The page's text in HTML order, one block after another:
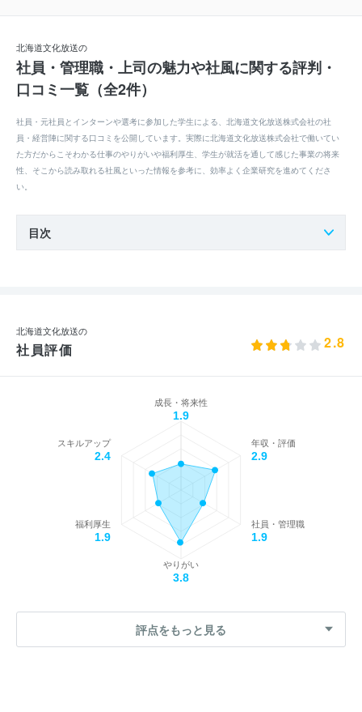
北海道文化放送の
社員・管理職・上司の魅力や社風に関する評判・
口コミ一覧（全2件）
社員・元社員とインターンや選考に参加した学生による、北海道文化放送株式会社の社
員・経営陣に関する口コミを公開しています。実際に北海道文化放送株式会社で働いてい
た方だからこそわかる仕事のやりがいや福利厚生、学生が就活を通して感じた事業の将来
性、そこから読み取れる社風といった情報を参考に、効率よく企業研究を進めてくださ
い。
目次
北海道文化放送の
社員評価 2.8
成長・将来性
1.9
年収・評価
2.9
社員・管理職
1.9
やりがい
3.8
福利厚生
1.9
スキルアップ
2.4
評点をもっと見る